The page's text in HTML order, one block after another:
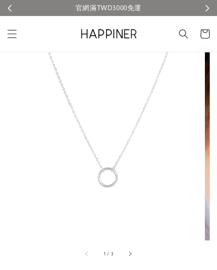
官網滿TWD3000免運
1 / 3